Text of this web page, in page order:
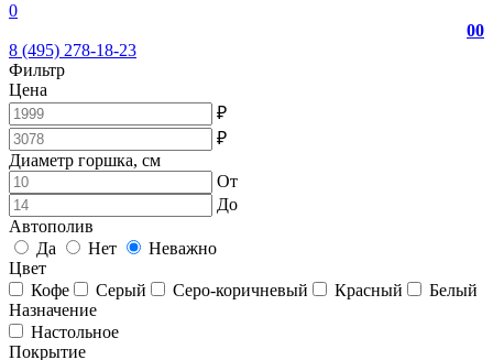
0
00
8 (495) 278-18-23
Фильтр
Цена
₽
₽
Диаметр горшка, см
От
До
Автополив
Да
Нет
Неважно
Цвет
Кофе
Серый Серо-коричневый Красный
Белый
Назначение
Настольное
Покрытие